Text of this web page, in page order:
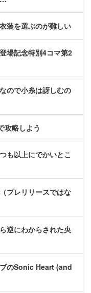
装を選ぶのが難しい
場記念特別4コマ第2
ので小糸は訝しむの
攻略しよう
も以上にでかいとこ
プレリリースではな
逆にわからされた央
ブのSonic Heart (and